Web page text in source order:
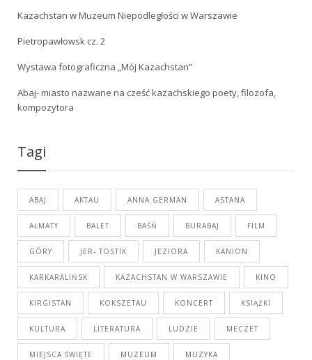
Kazachstan w Muzeum Niepodległości w Warszawie
Pietropawłowsk cz. 2
Wystawa fotograficzna „Mój Kazachstan”
Abaj- miasto nazwane na cześć kazachskiego poety, filozofa,
kompozytora
Tagi
ABAJ AKTAU ANNA GERMAN ASTANA
AŁMATY BALET BAŚŃ BURABAJ FILM
GÓRY JER- TOSTIK JEZIORA KANION
KARKARALIŃSK KAZACHSTAN W WARSZAWIE KINO
KIRGISTAN KOKSZETAU KONCERT KSIĄŻKI
KULTURA LITERATURA LUDZIE MECZET
MIEJSCA ŚWIĘTE MUZEUM MUZYKA